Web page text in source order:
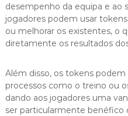
desempenho da equipa e ao
jogadores podem usar
ou melhorar os existentes, o
diretamente os resultados
Além disso, os tokens podem
processos como o treino ou
dando aos jogadores uma
ser particularmente benéfico